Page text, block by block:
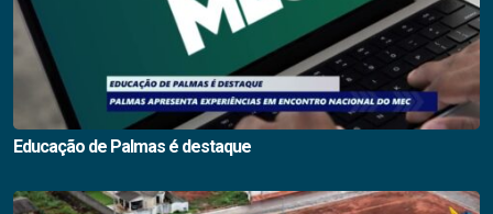
Educação de Palmas é destaque